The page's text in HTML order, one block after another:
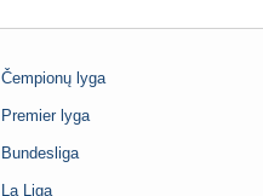
Čempionų lyga
Premier lyga
Bundesliga
La Liga